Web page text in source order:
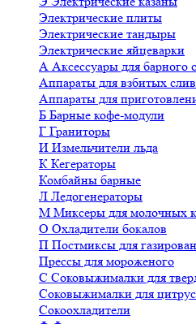
Электрические плиты
Электрические тандыры
Электрические яйцеварки
А Аксессуары для барного
Аппараты для взбитых
Аппараты для
Б Барные кофе-модули
Г Граниторы
И Измельчители льда
К Кегераторы
Комбайны барные
Л Ледогенераторы
М Миксеры для молочных
О Охладители бокалов
П Постмиксы для
Прессы для мороженого
С Соковыжималки для
Соковыжималки для
Сокоохладители